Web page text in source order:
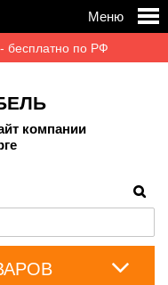
Меню
- бесплатно по РФ
компании